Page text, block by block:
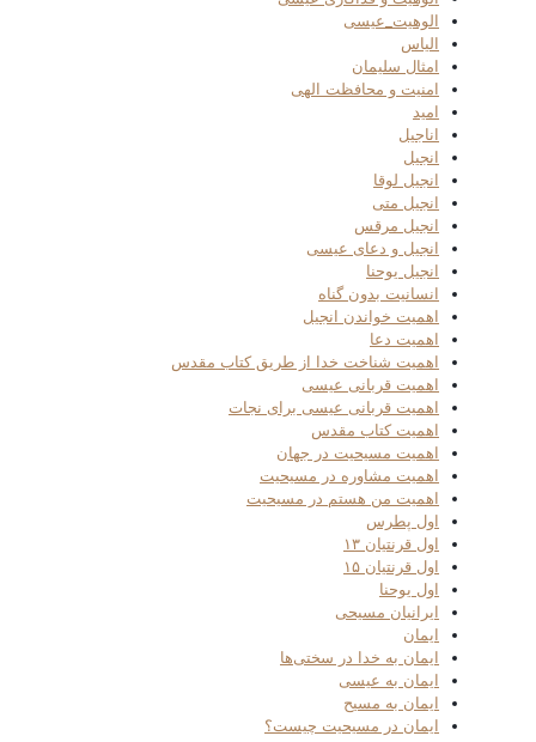
الوهیت_عیسی
الیاس
امثال سلیمان
امنیت و محافظت الهی
امید
اناجیل
انجیل
انجیل لوقا
انجیل متی
انجیل مرقس
انجیل و دعای عیسی
انجیل یوحنا
انسانیت بدون گناه
اهمیت خواندن انجیل
اهمیت دعا
اهمیت شناخت خدا از طریق کتاب مقدس
اهمیت قربانی عیسی
اهمیت قربانی عیسی برای نجات
اهمیت کتاب مقدس
اهمیت مسیحیت در جهان
اهمیت مشاوره در مسیحیت
اهمیت من هستم در مسیحیت
اول پطرس
اول قرنتیان ۱۳
اول قرنتیان ۱۵
اول یوحنا
ایرانیان مسیحی
ایمان
ایمان به خدا در سختی‌ها
ایمان به عیسی
ایمان به مسیح
ایمان در مسیحیت چیست؟